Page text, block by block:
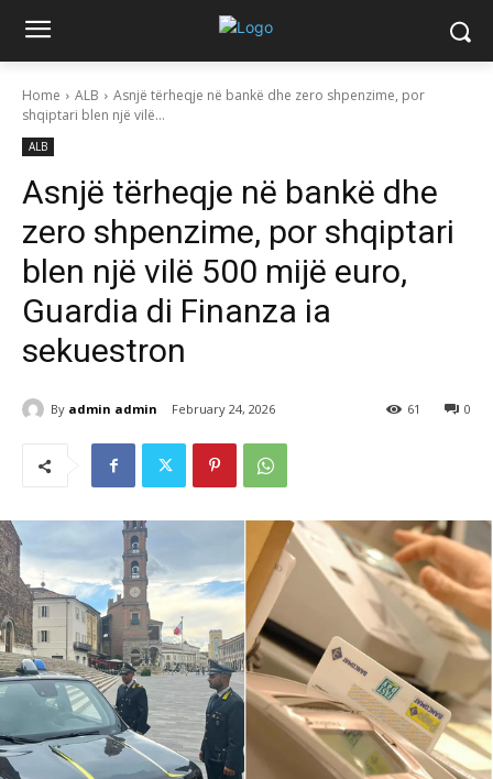
Home ALB
Asnjë tërheqje në bankë dhe zero shpenzime, por
shqiptari blen një vilë...
ALB
Asnjë tërheqje në bankë dhe
zero shpenzime, por shqiptari
blen një vilë 500 mijë euro,
Guardia di Finanza ia
sekuestron
By admin admin February 24, 2026 0
61